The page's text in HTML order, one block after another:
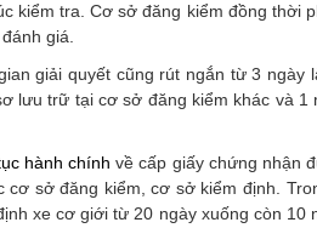
kiểm tra. Cơ sở đăng kiểm đồng thời
giá.
giải quyết cũng rút ngắn từ 3 ngày
lưu trữ tại cơ sở đăng kiểm khác và
hành chính về cấp giấy chứng nhận
sở đăng kiểm, cơ sở kiểm định.
xe cơ giới từ 20 ngày xuống còn